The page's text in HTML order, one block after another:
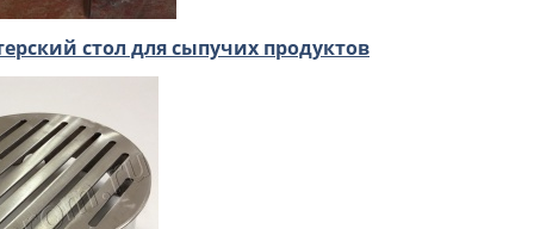
стол для сыпучих продуктов